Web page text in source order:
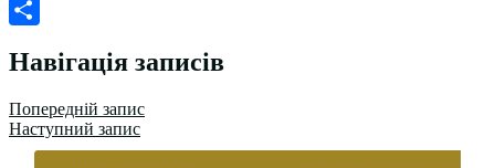
Classroom
Messenger
Навігація записів
Попередній запис
Наступний запис